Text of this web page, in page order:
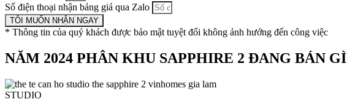
Số điện thoại nhận bảng giá qua Zalo
TÔI MUỐN NHẬN NGAY
* Thông tin của quý khách được bảo mật tuyệt đối không ảnh hướng đến công việc
NĂM 2024 PHÂN KHU SAPPHIRE 2 ĐANG BÁN GÌ
STUDIO